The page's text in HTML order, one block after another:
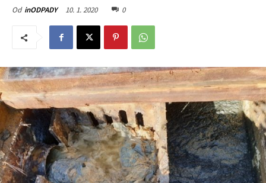
Od inODPADY 10. 1. 2020 0